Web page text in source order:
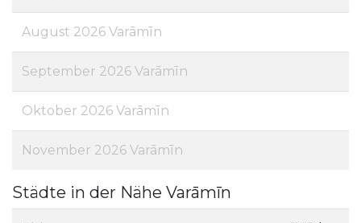
August 2026 Varāmīn
September 2026 Varāmīn
Oktober 2026 Varāmīn
November 2026 Varāmīn
Städte in der Nähe Varāmīn